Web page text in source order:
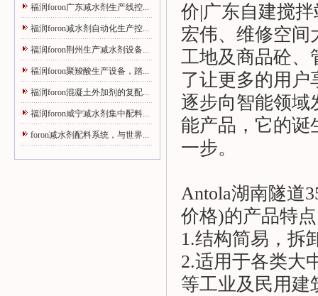
福润foron广东减水剂生产线控...
福润foron减水剂自动化生产控...
福润foron荆州生产减水剂设备...
福润foron聚羧酸生产设备，踏...
福润foron混凝土外加剂的复配...
福润foron咸宁减水剂集中配料...
foron减水剂配料系统，与世界...
价|广东自建搅
宏伟、维修空间
工地及商品砼、
了让更多的用户
逐步向智能领域
能产品，它的诞
一步。
Antola湖南隧道
价格)的产品特
1.结构简易，拆
2.适用于各类大
等工业及民用建